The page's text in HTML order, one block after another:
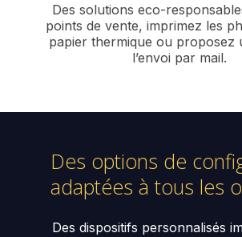
Des solutions eco-
points de vente, imprimez les
papier thermique ou proposez
l’envoi par mail.
Des options de
adaptées à tous les
Des dispositifs personnalisés